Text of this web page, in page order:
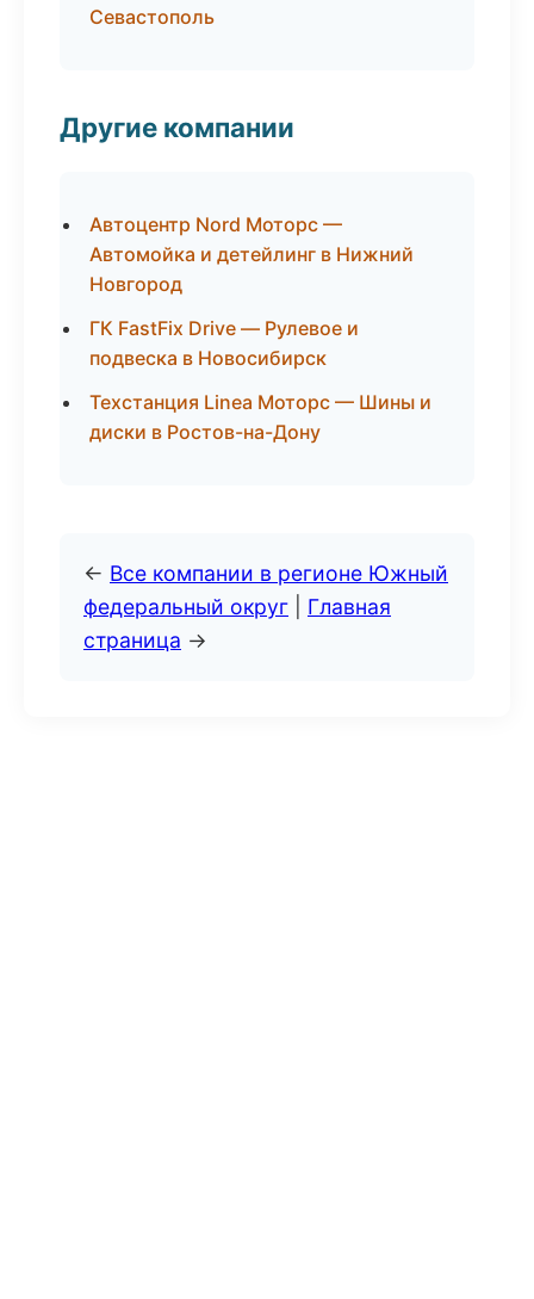
Севастополь
Другие компании
Автоцентр Nord Моторс —
Автомойка и детейлинг в Нижний
Новгород
ГК FastFix Drive — Рулевое и
подвеска в Новосибирск
Техстанция Linea Моторс — Шины и
диски в Ростов-на-Дону
← Все компании в регионе Южный
федеральный округ
Главная
страница →